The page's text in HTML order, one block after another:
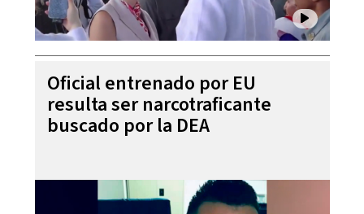
Oficial entrenado por EU
resulta ser narcotraficante
buscado por la DEA